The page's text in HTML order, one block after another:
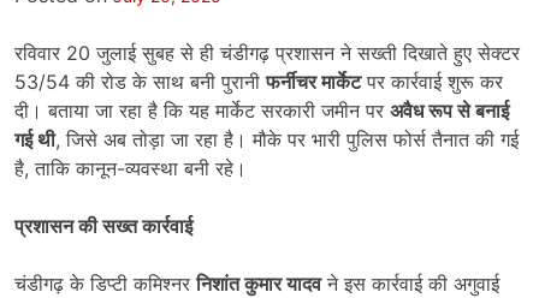
रविवार 20 जुलाई सुबह से ही चंडीगढ़ प्रशासन ने सख्ती दिखाते हुए सेक्टर
53/54 की रोड के साथ बनी पुरानीफर्नीचर मार्केटपर कार्रवाई शुरू कर
दी। बताया जा रहा है कि यह मार्केट सरकारी जमीन पर अवैध रूप से बनाई
गई थी, जिसे अब तोड़ा जा रहा है। मौके पर भारी पुलिस फोर्स तैनात की गई
है, ताकि कानून-व्यवस्था बनी रहे।
प्रशासन की सख्त कार्रवाई
चंडीगढ़ के डिप्टी कमिश्नरनिशांत कुमार यादवने इस कार्रवाई की अगुवाई